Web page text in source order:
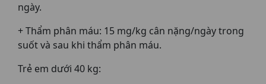
ngày.
+ Thẩm phân máu: 15 mg/kg cân nặng/ngày trong
suốt và sau khi thẩm phân máu.
Trẻ em dưới 40 kg: